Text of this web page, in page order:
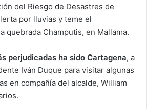
del Riesgo de Desastres de
por lluvias y teme el
quebrada Champutis, en Mallama.
perjudicadas ha sido Cartagena, a
Iván Duque para visitar algunas
en compañía del alcalde, William